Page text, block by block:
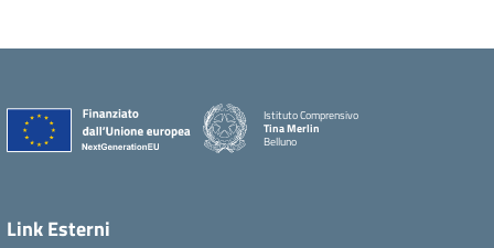
Istituto Comprensivo
Tina Merlin
Belluno
Link Esterni